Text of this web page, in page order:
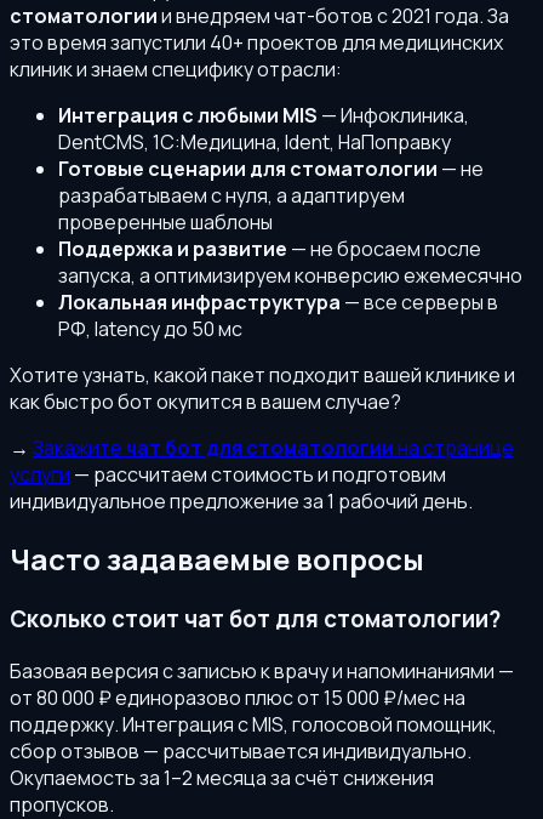
стоматологиии внедряем чат-ботов с 2021 года. За
это время запустили 40+ проектов для медицинских
клиник и знаем специфику отрасли:
Интеграция с любыми MIS — Инфоклиника,
DentCMS, 1С:Медицина, Ident, НаПоправку
Готовые сценарии для стоматологии — не
разрабатываем с нуля, а адаптируем
проверенные шаблоны
Поддержка и развитие — не бросаем после
запуска, а оптимизируем конверсию ежемесячно
Локальная инфраструктура — все серверы в
РФ, latency до 50 мс
Хотите узнать, какой пакет подходит вашей клинике и
как быстро бот окупится в вашем случае?
→ Закажите чат бот для стоматологиина странице
услуги — рассчитаем стоимость и подготовим
индивидуальное предложение за 1 рабочий день.
Часто задаваемые вопросы
Сколько стоит чат бот для стоматологии?
Базовая версия с записью к врачу и напоминаниями —
от 80 000 ₽ единоразово плюс от 15 000 ₽/мес на
поддержку. Интеграция с MIS, голосовой помощник,
сбор отзывов — рассчитывается индивидуально.
Окупаемость за 1–2 месяца за счёт снижения
пропусков.